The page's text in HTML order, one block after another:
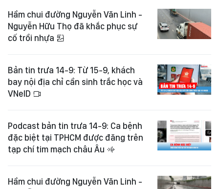
Hầm chui đường Nguyễn Văn Linh -
Nguyễn Hữu Thọ đã khắc phục sự
cố trồi nhựa
Bản tin trưa 14-9: Từ 15-9, khách
bay nội địa chỉ cần sinh trắc học và
VNeID
Podcast bản tin trưa 14-9: Ca bệnh
đặc biệt tại TPHCM được đăng trên
tạp chí tim mạch châu Âu
Hầm chui đường Nguyễn Văn Linh -